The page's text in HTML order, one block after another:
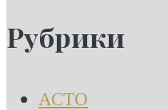
по
записям
Рубрики
АСТО